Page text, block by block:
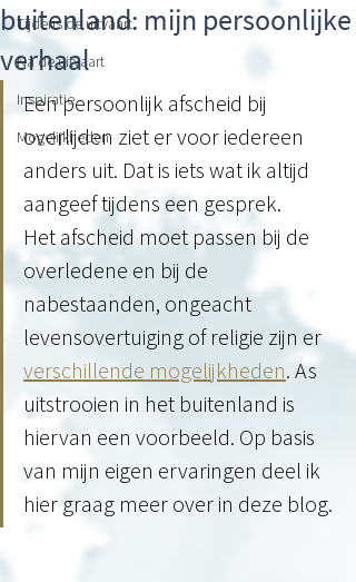
Tijdens de uitvaart
Na de uitvaart
Inspiratie
Mogelijkheden
buitenland: mijn persoonlijke
verhaal
Een persoonlijk afscheid bij
overlijden ziet er voor iedereen
anders uit. Dat is iets wat ik altijd
aangeef tijdens een gesprek.
Het afscheid moet passen bij de
overledene en bij de
nabestaanden, ongeacht
levensovertuiging of religie zijn er
verschillende mogelijkheden. As
uitstrooien in het buitenland is
hiervan een voorbeeld. Op basis
van mijn eigen ervaringen deel ik
hier graag meer over in deze blog.